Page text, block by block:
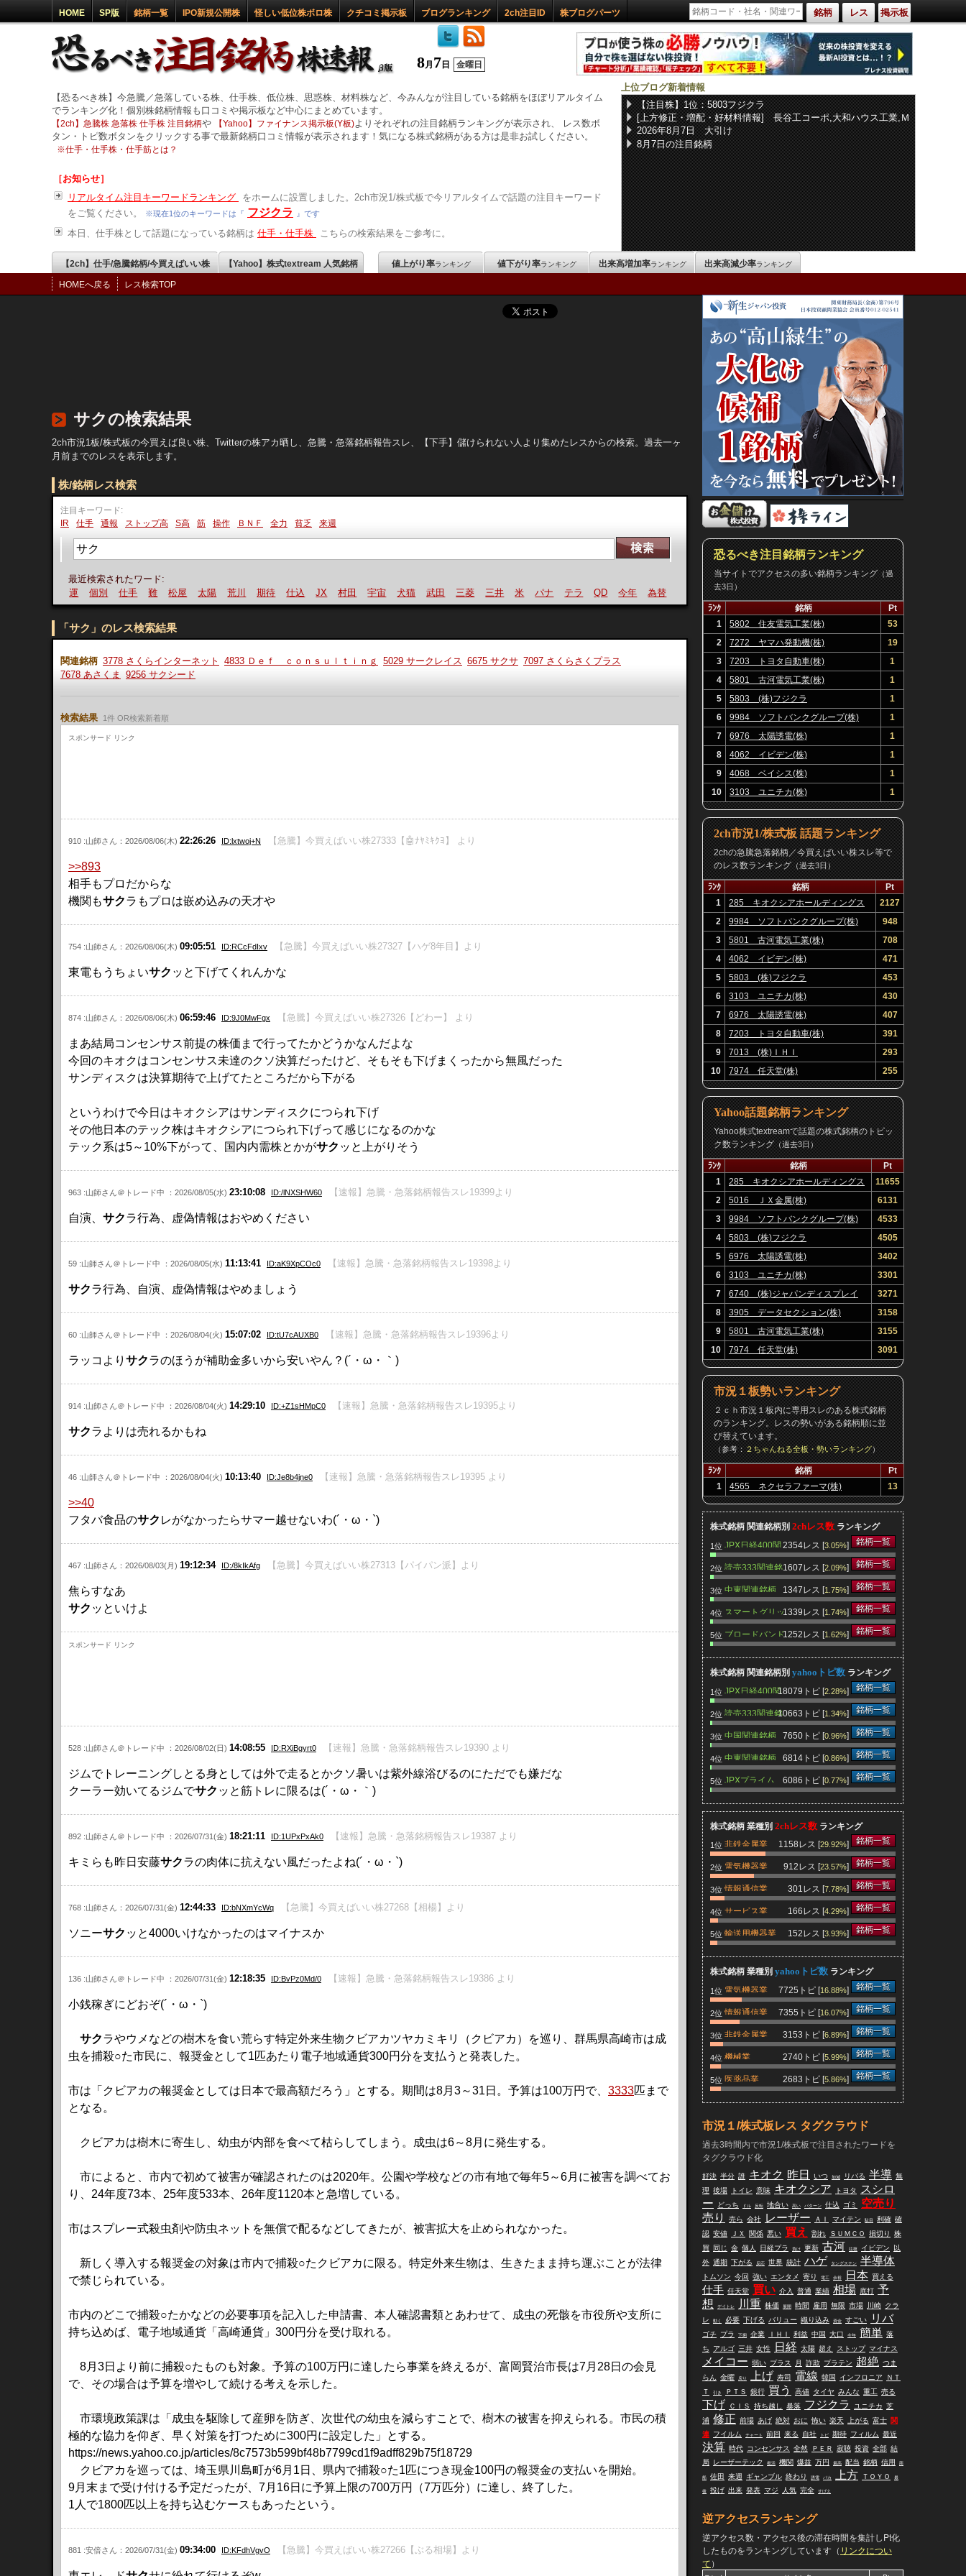
HOME SP版 銘柄一覧 IPO新規公開株 怪しい低位株ボロ株 クチコミ掲示板 ブログランキング 2ch注目ID 株ブログパーツ 銘柄 レス 掲示板
8月 7 日 金曜日
【恐るべき株】今急騰／急落している株、仕手株、低位株、思惑株、材料株など、今みんなが注目している銘柄をほぼリアルタイム
でランキング化！個別株銘柄情報も口コミや掲示板など中心にまとめています。
【2ch】急騰株 急落株 仕手株 注目銘柄や 【Yahoo】ファイナンス掲示板(Y板)よりそれぞれの注目銘柄ランキングが表示され、 レス数ボ
タン・トピ数ボタンをクリックする事で最新銘柄口コミ情報が表示されます！気になる株式銘柄がある方は是非お試しください。
※仕手・仕手株・仕手筋とは？
［お知らせ］
リアルタイム注目キーワードランキング
をホームに設置しました。2ch市況1/株式板で今リアルタイムで話題の注目キーワード
をご覧ください。
※現在1位のキーワードは『 フジクラ 』です
本日、仕手株として話題になっている銘柄は 仕手・仕手株 こちらの検索結果をご参考に。
上位ブログ新着情報
【注目株】1位：5803フジクラ
[上方修正・増配・好材料情報] 長谷工コーポ,大和ハウス工業,Ｍ
ＩＣ,サンコーテクノ,中越パルプ工業,レゾナック,ダイキョーニシ
カワ,セプテーニ,ＪＸ金属,コスモエネルギ,フコク,ヨドコウ,三菱
マテリアル,しずおかフィナンシャルグループ,楽天銀行,ニッパツ,
栗田工業,ダイフク,日本金銭機械,ブラザー工業,湖北工業,能美防
災,レーザーテック,浜松ホトニクス,第一興商,島津製作所,ニコン,
フルヤ金属,
2026年8月7日 大引け
8月7日の注目銘柄
【2ch】仕手/急騰銘柄/今買えばいい株 【Yahoo】株式textream 人気銘柄 値上がり率ランキング 値下がり率ランキング 出来高増加率ランキング 出来高減少率ランキング
HOMEへ戻る レス検索TOP
サクの検索結果
2ch市況1板/株式板の今買えば良い株、Twitterの株アカ晒し、急騰・急落銘柄報告スレ、【下手】儲けられない人より集めたレスからの検索。過去一ヶ
月前までのレスを表示します。
株/銘柄レス検索
注目キーワード:
IR
仕手 通報 ストップ高 S高 筋 操作 ＢＮＦ 全力 貧乏 来週
最近検索されたワード:
運
個別 仕手 難 松屋 太陽 荒川 期待 仕込 JX 村田 宇宙 犬猫 武田 三菱 三井 米 パナ テラ QD 今年 為替
「サク」のレス検索結果
関連銘柄 3778 さくらインターネット 4833 Ｄｅｆ ｃｏｎｓｕｌｔｉｎｇ 5029 サークレイス 6675 サクサ 7097 さくらさくプラス
7678 あさくま
9256 サクシード
検索結果 1件 OR検索新着順
スポンサード リンク
910 :山師さん：2026/08/06(木) 22:26:26 ID:lxtwoj+N 【急騰】今買えばいい株27333【🤖ﾅﾔﾐｷｸﾖ】 より
>>893
相手もプロだからな
機関もサクラもプロは嵌め込みの天才や
754 :山師さん：2026/08/06(木) 09:05:51 ID:RCcFdIxv 【急騰】今買えばいい株27327【ハゲ8年目】より
東電もうちょいサク ッと下げてくれんかな
874 :山師さん：2026/08/06(木) 06:59:46 ID:9J0MwFgx 【急騰】今買えばいい株27326【どわー】 より
まあ結局コンセンサス前提の株価まで行ってたかどうかなんだよな
今回のキオクはコンセンサス未達のクソ決算だったけど、そもそも下げまくったから無風だった
サンディスクは決算期待で上げてたところだから下がる
というわけで今日はキオクシアはサンディスクにつられ下げ
その他日本のテック株はキオクシアにつられ下げって感じになるのかな
テック系は5～10%下がって、国内内需株とかがサク ッと上がりそう
963 :山師さん＠トレード中 ：2026/08/05(水) 23:10:08 ID:/lNXSHW60 【速報】急騰・急落銘柄報告スレ19399より
自演、 サクラ行為、虚偽情報はおやめください
59 :山師さん＠トレード中 ：2026/08/05(水) 11:13:41 ID:aK9XpCOc0 【速報】急騰・急落銘柄報告スレ19398より
サクラ行為、自演、虚偽情報はやめましょう
60 :山師さん＠トレード中 ：2026/08/04(火) 15:07:02 ID:tU7cAUXB0 【速報】急騰・急落銘柄報告スレ19396より
ラッコより サクラのほうが補助金多いから安いやん？(´・ω・｀)
914 :山師さん＠トレード中 ：2026/08/04(火) 14:29:10 ID:+Z1sHMpC0 【速報】急騰・急落銘柄報告スレ19395より
サクラよりは売れるかもね
46 :山師さん＠トレード中 ：2026/08/04(火) 10:13:40 ID:Je8b4jne0 【速報】急騰・急落銘柄報告スレ19395 より
>>40
フタバ食品のサク レがなかったらサマー越せないわ(´・ω・`)
467 :山師さん：2026/08/03(月) 19:12:34 ID:/8kIkAfg 【急騰】今買えばいい株27313【パイパン派】より
焦らすなあ
サク ッといけよ
スポンサード リンク
528 :山師さん＠トレード中 ：2026/08/02(日) 14:08:55 ID:RXiBgyrt0 【速報】急騰・急落銘柄報告スレ19390 より
ジムでトレーニングしとる身としては外で走るとかクソ暑いは紫外線浴びるのにただでも嫌だな
クーラー効いてるジムでサク ッと筋トレに限るは(´・ω・｀)
892 :山師さん＠トレード中 ：2026/07/31(金) 18:21:11 ID:1UPxPxAk0 【速報】急騰・急落銘柄報告スレ19387 より
キミらも昨日安藤サクラの肉体に抗えない風だったよね(´・ω・`)
768 :山師さん：2026/07/31(金) 12:44:33 ID:bNXmYcWq 【急騰】今買えばいい株27268【相楊】より
ソニーサク ッと4000いけなかったのはマイナスか
136 :山師さん＠トレード中 ：2026/07/31(金) 12:18:35 ID:BvPz0Md/0 【速報】急騰・急落銘柄報告スレ19386 より
小銭稼ぎにどおぞ(´・ω・`)
サクラやウメなどの樹木を食い荒らす特定外来生物クビアカツヤカミキリ（クビアカ）を巡り、群馬県高崎市は成
虫を捕殺○た市民に、報奨金として1匹あたり電子地域通貨300円分を支払うと発表した。
市は「クビアカの報奨金としては日本で最高額だろう」とする。期間は8月3～31日。予算は100万円で、 3333匹まで
となる。
クビアカは樹木に寄生し、幼虫が内部を食べて枯らしてしまう。成虫は6～8月に発生する。
市によると、市内で初めて被害が確認されたのは2020年。公園や学校などの市有地で毎年5～6月に被害を調べてお
り、24年度73本、25年度533本、26年度1120本と急増している。
市はスプレー式殺虫剤や防虫ネットを無償で配るなどしてきたが、被害拡大を止められなかった。
新しく導入する報奨金の対象は市内で捕殺○たクビアカに限る。特定外来生物は、生きたまま持ち運ぶことが法律
で禁じられている。
市内のどこで捕殺○たかなどの必要事項を記入した申請書、本人確認書類とあわせて、成虫の死骸を市役所や支所に
持ち込めば、電子地域通貨「高崎通貨」300円分を受け取れる。
8月3日より前に捕殺○たものも対象。予算の100万円に達したら事業を終えるが、富岡賢治市長は7月28日の会見
で、その場合は予算を増やして続ける考えを示した。
市環境政策課は「成虫を駆除して産卵を防ぎ、次世代の幼虫を減らすことで、樹木の被害を抑えられる。市民の積
極的な協力を仰ぎ、早く対策を打つために300円に設定した」とする。
https://news.yahoo.co.jp/articles/8c7573b599bf48b7799cd1f9adff829b75f18729
クビアカを巡っては、埼玉県川島町が6月1日、県内で捕殺○た1匹につき現金100円の報奨金の支払いを開始。
9月末まで受け付ける予定だったが、7月16日に予算上限の700万円（7万匹分）に達し、終了した。
1人で1800匹以上を持ち込むケースもあったという。
881 :安倍さん：2026/07/31(金) 09:34:00 ID:KFdhVgvO 【急騰】今買えばいい株27266【ぶる相場】より
恐るべき注目銘柄ランキング
当サイトでアクセスの多い銘柄ランキング（過
去3日）
ﾗﾝｸ 銘柄
Pt
1
5802 住友電気工業(株)
53
2
7272 ヤマハ発動機(株)
19
3
7203 トヨタ自動車(株)
1
4
5801 古河電気工業(株)
1
5
5803 (株)フジクラ
1
6
9984 ソフトバンクグループ(株)
1
7
6976 太陽誘電(株)
1
8
4062 イビデン(株)
1
9
4068 ベイシス(株)
1
10
3103 ユニチカ(株) 1
2ch市況1/株式板 話題ランキング
2chの急騰急落銘柄／今買えばいい株スレ等で
のレス数ランキング（過去3日）
ﾗﾝｸ 銘柄
Pt
1
285 キオクシアホールディングス
(株)
2127
2
9984 ソフトバンクグループ(株)
948
3
5801 古河電気工業(株)
708
4
4062 イビデン(株)
471
5
5803 (株)フジクラ
453
6
3103 ユニチカ(株)
430
7
6976 太陽誘電(株)
407
8
7203 トヨタ自動車(株)
391
9
7013 (株)ＩＨＩ
293
10
7974 任天堂(株) 255
Yahoo話題銘柄ランキング
Yahoo株式textreamで話題の株式銘柄のトピッ
ク数ランキング（過去3日）
ﾗﾝｸ 銘柄
Pt
1
285 キオクシアホールディングス
(株)
11655
2
5016 ＪＸ金属(株)
6131
3
9984 ソフトバンクグループ(株)
4533
4
5803 (株)フジクラ
4505
5
6976 太陽誘電(株)
3402
6
3103 ユニチカ(株)
3301
7
6740 (株)ジャパンディスプレイ
3271
8
3905 データセクション(株)
3158
9
5801 古河電気工業(株)
3155
10
7974 任天堂(株) 3091
市況１板勢いランキング
２ｃｈ市況１板内に専用スレのある株式銘柄
のランキング。レスの勢いがある銘柄順に並
び替えています。
（参考：２ちゃんねる全板・勢いランキング）
ﾗﾝｸ 銘柄
Pt
1
4565 ネクセラファーマ(株) 13
株式銘柄 関連銘柄別 2chレス数 ランキング
1位 JPX日経400関
連銘柄
2354レス [3.05%] 銘柄一覧
2位 読売333関連銘
柄
1607レス [2.09%] 銘柄一覧
3位 中東関連銘柄 1347レス [1.75%] 銘柄一覧
4位 スマートグリッ
ド関連銘柄
1339レス [1.74%] 銘柄一覧
5位 ブロードバンド
関連銘柄
1252レス [1.62%] 銘柄一覧
株式銘柄 関連銘柄別 yahooトピ数 ランキング
1位 JPX日経400関
連銘柄
18079トピ [2.28%] 銘柄一覧
2位 読売333関連銘
柄
10663トピ [1.34%] 銘柄一覧
3位 中国関連銘柄 7650トピ [0.96%] 銘柄一覧
4位 中東関連銘柄 6814トピ [0.86%] 銘柄一覧
5位 JPXプライム
150関連銘柄
6086トピ [0.77%] 銘柄一覧
株式銘柄 業種別 2chレス数 ランキング
1位 非鉄金属業 1158レス [29.92%] 銘柄一覧
2位 電気機器業 912レス [23.57%] 銘柄一覧
3位 情報通信業 301レス [7.78%] 銘柄一覧
4位 サービス業 166レス [4.29%] 銘柄一覧
5位 輸送用機器業 152レス [3.93%] 銘柄一覧
株式銘柄 業種別 yahooトピ数 ランキング
1位 電気機器業 7725トピ [16.88%] 銘柄一覧
2位 情報通信業 7355トピ [16.07%] 銘柄一覧
3位 非鉄金属業 3153トピ [6.89%] 銘柄一覧
4位 機械業 2740トピ [5.99%] 銘柄一覧
5位 医薬品業 2683トピ [5.86%] 銘柄一覧
市況１/株式板レス タグクラウド
過去3時間内で市況1/株式板で注目されたワードを
タグクラウド化
好決 半分 誰 キオク 昨日 いつ 加減 リバる 半導 無
理 後場 トイレ 意味 キオクシア トヨタ
スシロ
ー
どっち ドル 反転 地合い 高い パターン 仕込 ゴミ
空売り
売り
売ら 会社 レーザー ＡＩ マイテン 駄目 利確 確
認 安値 ＪＸ 関係 悪い 買え 割れ ＳＵＭＣＯ 損切り
株
買
同じ 金 個人 日経プラ 負け 更新 古河 往復 イビデン
以
外 通期 下がる 反応 世界 統計 ハゲ タングステン 半導体
トムソン 今回 強い エンタメ 寄り 電工 余裕 日本 買える
仕手 任天堂 買い 介入 普通 業績 相場 底打 予
想
デイトレ 川重 株価 展開 時間 雇用 無限 市場 川崎 クラ
レ
動く 必要 下げる バリュー 織り込み 資金 すごい リバ
ゴチ プラ 下痢 企業 ＩＨＩ 利益 中国 大口 今年 簡単 落
ち
アルゴ 三井 女性 日経 太陽 超え ストップ マイナス
メイコー 弱い プラス 月 詐欺 プラテン 超絶
つま
らん 金曜 戻り 上げ 寿司 電線 韓国 インフロニア
ＮＴ
Ｔ
引き ＰＴＳ 銀行 買う 高値 タイヤ みんな 重工 売る
下げ ＣＩＳ 持ち越し 暴落 フジクラ ユニチカ 芝
浦 修正 前場 あげ 絶対 おに 怖い 楽天 上がる 富士 関
連 フイルム チャート 前回 来る 自社 トピ 期待 フィルム 最近
決算 時代 コンセンサス 全然 ＰＥＲ 寂聴 投資 全部 結
局 レーザーテック 復活 機関 爆益 万円 最高 配当 銘柄 信用 商
船 佐田 来週 ギャンブル 終わり 誘電 バカ 上方 ＴＯＹＯ 最
後 投げ 出来 発表 マジ 人気 完全 すげえ
逆アクセスランキング
逆アクセス数・アクセス後の滞在時間を集計しPt化
したものをランキングしています（ リンクについ
て）